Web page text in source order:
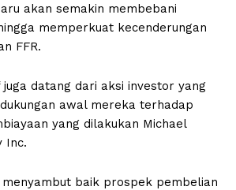
akan semakin membebani
memperkuat kecenderungan
FFR.
datang dari aksi investor yang
awal mereka terhadap
yang dilakukan Michael
Inc.
baik prospek pembelian